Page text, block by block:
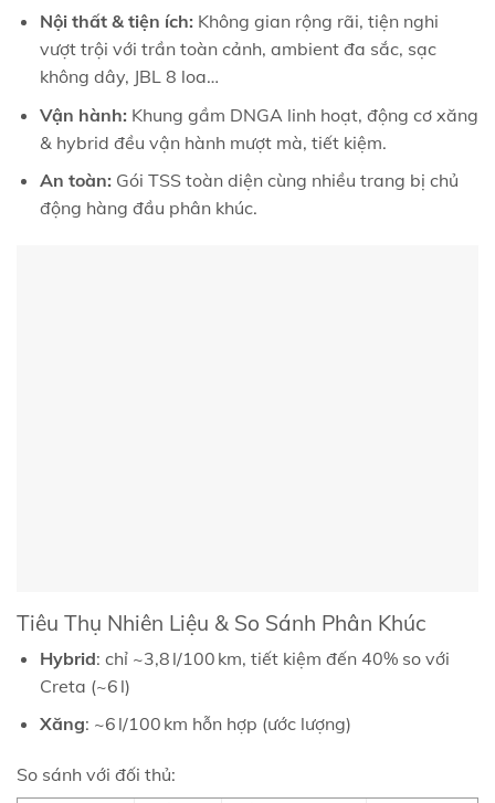
Nội thất & tiện ích:Không gian rộng rãi, tiện nghi
vượt trội với trần toàn cảnh, ambient đa sắc, sạc
không dây, JBL 8 loa…
Vận hành:Khung gầm DNGA linh hoạt, động cơ xăng
& hybrid đều vận hành mượt mà, tiết kiệm.
An toàn:Gói TSS toàn diện cùng nhiều trang bị chủ
động hàng đầu phân khúc.
Tiêu Thụ Nhiên Liệu & So Sánh Phân Khúc
Hybrid: chỉ ~3,8 l/100 km, tiết kiệm đến 40% so với
Creta (~6 l)
Xăng: ~6 l/100 km hỗn hợp (ước lượng)
So sánh với đối thủ: